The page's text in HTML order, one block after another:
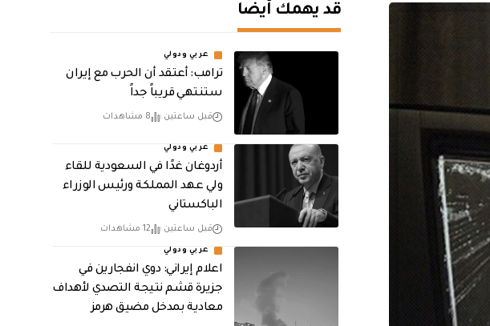
قد يهمك أيضا
عربي ودولي
‏ترامب: أعتقد أن الحرب مع إيران
ستنتهي قريباً جداً
قبل ساعتين 8 مشاهدات
عربي ودولي
أردوغان غدًا في السعودية للقاء
ولي عهد المملكة ورئيس الوزراء
الباكستاني
قبل ساعتين 12 مشاهدات
عربي ودولي
اعلام إيراني: دوي انفجارين في
جزيرة قشم نتيجة التصدي لأهداف
معادية بمدخل مضيق هرمز